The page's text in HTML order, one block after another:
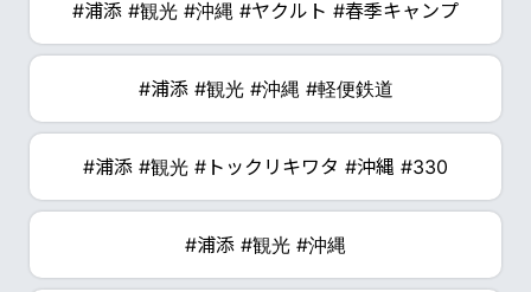
#浦添 #観光 #沖縄 #ヤクルト #春季キャンプ
#浦添 #観光 #沖縄 #軽便鉄道
#浦添 #観光 #トックリキワタ #沖縄 #330
#浦添 #観光 #沖縄